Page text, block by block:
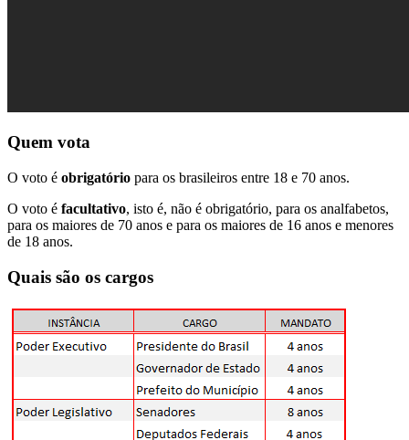
Quem vota
O voto é obrigatório para os brasileiros entre 18 e 70 anos.
O voto é facultativo, isto é, não é obrigatório, para os analfabetos,
para os maiores de 70 anos e para os maiores de 16 anos e menores
de 18 anos.
Quais são os cargos